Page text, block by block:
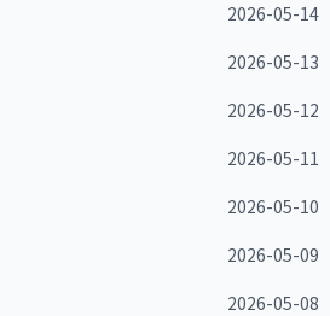
2026-05-14
2026-05-13
2026-05-12
2026-05-11
2026-05-10
2026-05-09
2026-05-08